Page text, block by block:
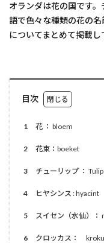
オランダは花の国です
語で色々な種類の花の
についてまとめて掲載し
目次
1 花 ： bloem
2 花束：boeket
3 チューリップ ： Tulip
4 ヒヤシンス : hyacint
5 スイセン（水仙）：
6 クロッカス：